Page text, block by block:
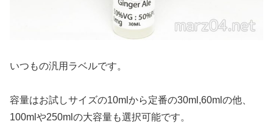
いつもの汎用ラベルです。
容量はお試しサイズの10mlから定番の30ml,60mlの他、
100mlや250mlの大容量も選択可能です。